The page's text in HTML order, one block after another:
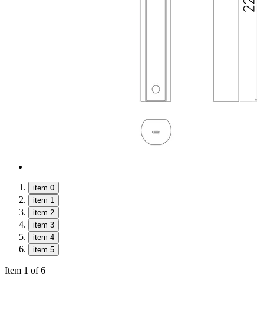
item 0
item 1
item 2
item 3
item 4
item 5
Item 1 of 6